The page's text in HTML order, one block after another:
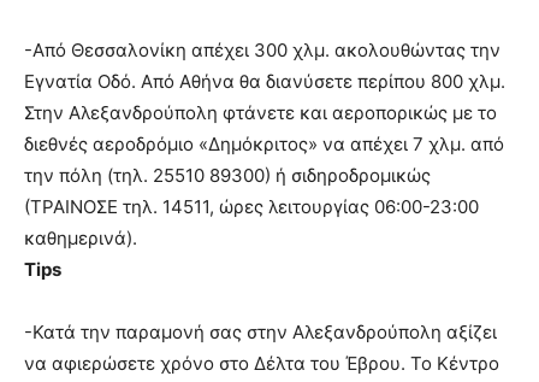
-Από Θεσσαλονίκη απέχει 300 χλμ. ακολουθώντας την
Εγνατία Οδό. Από Αθήνα θα διανύσετε περίπου 800 χλμ.
Στην Αλεξανδρούπολη φτάνετε και αεροπορικώς με το
διεθνές αεροδρόμιο «Δημόκριτος» να απέχει 7 χλμ. από
την πόλη (τηλ. 25510 89300) ή σιδηροδρομικώς
(ΤΡΑΙΝΟΣΕ τηλ. 14511, ώρες λειτουργίας 06:00-23:00
καθημερινά).
Tips
-Κατά την παραμονή σας στην Αλεξανδρούπολη αξίζει
να αφιερώσετε χρόνο στο Δέλτα του Έβρου. Το Κέντρο